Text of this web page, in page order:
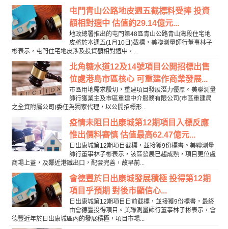
屯門青山公路地皮週五截標料受捧 投資
額相對適中 估值約29.14億元...
地政總署推出的屯門第48區青山公路青山灣段住宅地
皮將於本週五(1月10日)截標，美聯測量師行董事林子
彬表示，屯門住宅地皮涉及投資額相對適中，...
北角糖水道12及14號項目公開招標出售
位處港島市區核心 可重建作商業發展...
市區用地需求殷切，重建項目發展潛力優厚。美聯測量
師行獲業主及市區重建中介服務有限公司(市區重建局
之全資附屬公司)委任為獨家代理，以公開招標形...
疫情未阻日出康城第12期項目入標反應
惟出價料審慎 估值最高62.47億元...
日出康城第12期項目截標，並接獲9份標書。美聯測量
師行董事林子彬表示，該區發展已趨成熟，項目更位處
商場上蓋，及鄰近港鐵出口，配套完善，故早前...
會德豐於日出康城發展積極 投得第12期
項目乎預期 對後市顯信心...
日出康城第12期項目日前截標，並接獲9份標書，最終
由會德豐投得項目。美聯測量師行董事林子彬表示，會
德豐近年於日出康城區內的發展積極，項目市場...